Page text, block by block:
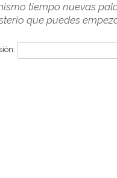
tiempo nuevas
que puedes